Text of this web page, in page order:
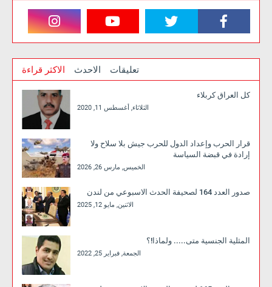
الاكثر قراءة الاحدث تعليقات
كل العراق كربلاء
الثلاثاء, أغسطس 11, 2020
قرار الحرب وإعداد الدول للحرب جيش بلا سلاح ولا
إرادة في قبضة السياسة
الخميس, مارس 26, 2026
صدور العدد 164 لصحيفة الحدث الاسبوعي من لندن
الاثنين, مايو 12, 2025
المثلية الجنسية متى..... ولماذا!؟
الجمعة, فبراير 25, 2022